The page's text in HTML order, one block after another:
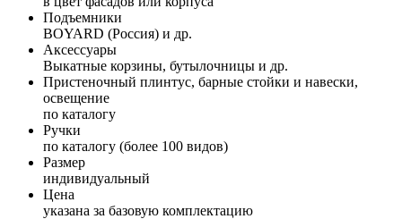
Подъемники
BOYARD (Россия) и др.
Аксессуары
Выкатные корзины, бутылочницы и др.
Пристеночный плинтус, барные стойки и навески,
освещение
по каталогу
Ручки
по каталогу (более 100 видов)
Размер
индивидуальный
Цена
указана за базовую комплектацию